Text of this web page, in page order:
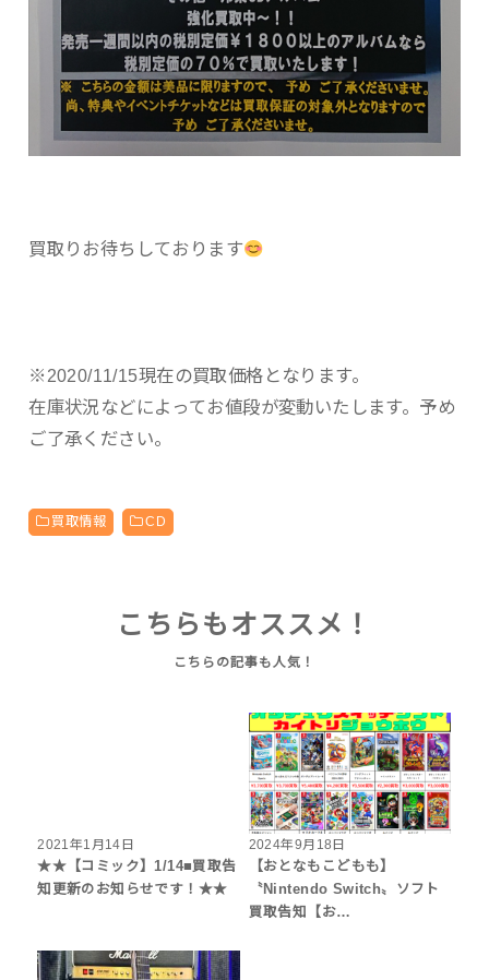
買取りお待ちしております
※2020/11/15現在の買取価格となります。
在庫状況などによってお値段が変動いたします。予め
ご了承ください。
買取情報 CD
こちらもオススメ！
2021年1月14日
★★【コミック】1/14■買取告
知更新のお知らせです！★★
2024年9月18日
【おとなもこどもも】
〝Nintendo Switch〟ソフト
買取告知【お…